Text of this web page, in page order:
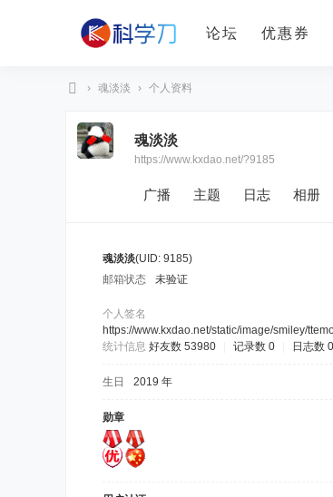
论坛 优惠券
学
› 魂淡淡 › 个人资料
魂淡淡
https://www.kxdao.net/?9185
广播 主题 日志 相册
魂淡淡(UID: 9185)
邮箱状态
未验证
个人签名
https://www.kxdao.net/static/image/smiley/
统计信息 好友数 53980 记录数 0 日志数 0
生日 2019 年
勋章